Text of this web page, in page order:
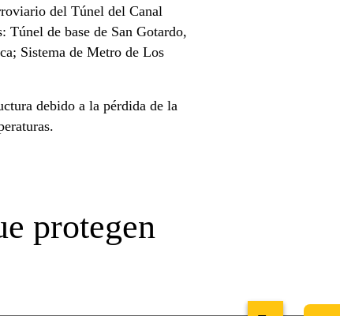
del Túnel del Canal
de base de San Gotardo,
Sistema de Metro de Los
debido a la pérdida de la
protegen